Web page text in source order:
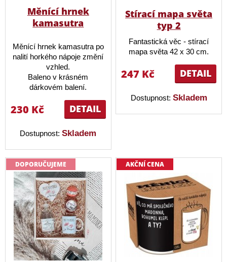
Měnící hrnek
kamasutra
Měnící hrnek kamasutra po
nalití horkého nápoje změní
vzhled.
Baleno v krásném
dárkovém balení.
DETAIL
230 Kč
Dostupnost:Skladem
Stírací mapa světa
typ 2
Fantastická věc - stírací
mapa světa 42 x 30 cm.
DETAIL
247 Kč
Dostupnost: Skladem
DOPORUČUJEME AKČNÍ CENA